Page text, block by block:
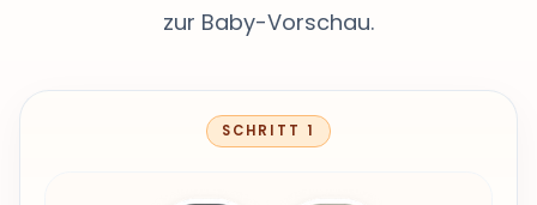
zur Baby-Vorschau.
SCHRITT 1